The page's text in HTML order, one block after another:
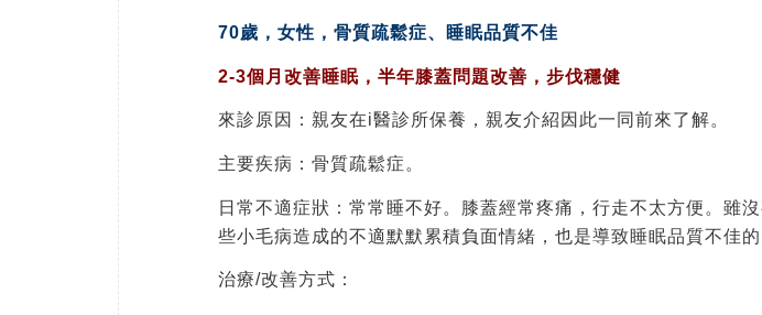
70歲，女性，骨質疏鬆症、睡眠品質不佳
2-3個月改善睡眠，半年膝蓋問題改善，步伐穩健
來診原因：親友在i醫診所保養，親友介紹因此一同前來了解。
主要疾病：骨質疏鬆症。
日常不適症狀：常常睡不好。膝蓋經常疼痛，行走不太方便。雖
些小毛病造成的不適默默累積負面情緒，也是導致睡眠品質不佳的
治療/改善方式：